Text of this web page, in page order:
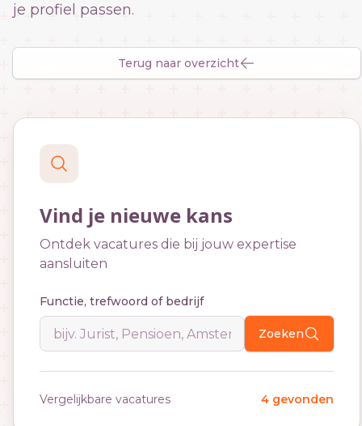
je profiel passen.
Terug naar overzicht
Vind je nieuwe kans
Ontdek vacatures die bij jouw expertise
aansluiten
Functie, trefwoord of bedrijf
Zoeken
Vergelijkbare vacatures 4 gevonden